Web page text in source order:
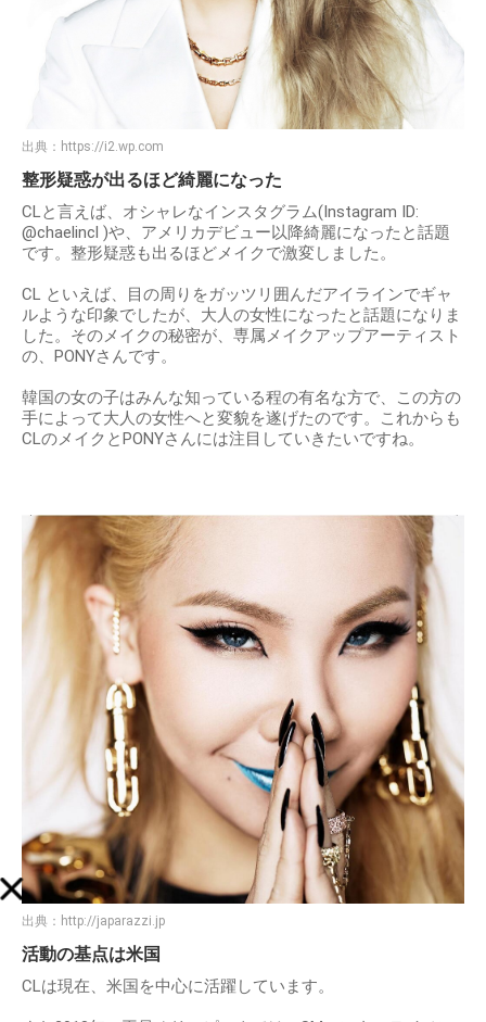
出典： https://i2.wp.com
整形疑惑が出るほど綺麗になった
CLと⾔えば、オシャレなインスタグラム(Instagram ID:
@chaelincl )や、アメリカデビュー以降綺麗になったと話題
です。整形疑惑も出るほどメイクで激変しました。
CL といえば、⽬の周りをガッツリ囲んだアイラインでギャ
ルような印象でしたが、⼤⼈の⼥性になったと話題になりま
した。そのメイクの秘密が、専属メイクアップアーティスト
の、PONYさんです。
韓国の⼥の⼦はみんな知っている程の有名な⽅で、この⽅の
⼿によって⼤⼈の⼥性へと変貌を遂げたのです。これからも
CLのメイクとPONYさんには注⽬していきたいですね。
出典： http://japarazzi.jp
活動の基点は米国
CLは現在、⽶国を中⼼に活躍しています。